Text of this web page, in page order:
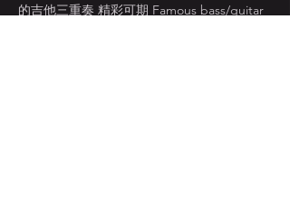
的吉他三重奏 精彩可期 Famous bass/guitar